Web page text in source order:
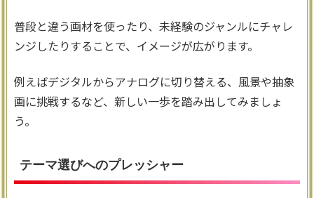
普段と違う画材を使ったり、未経験のジャンルにチャレ
ンジしたりすることで、イメージが広がります。
例えばデジタルからアナログに切り替える、風景や抽象
画に挑戦するなど、新しい一歩を踏み出してみましょ
う。
テーマ選びへのプレッシャー